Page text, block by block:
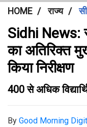
HOME राज्य
Sidhi News:
का अतिरिक्त
किया निरीक्षण
400 से अधिक
By Good Morning